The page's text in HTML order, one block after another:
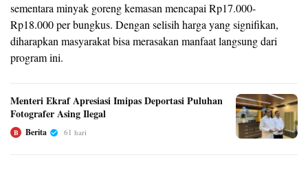
sementara minyak goreng kemasan mencapai Rp17.000-
Rp18.000 per bungkus. Dengan selisih harga yang signifikan,
diharapkan masyarakat bisa merasakan manfaat langsung dari
program ini.
Menteri Ekraf Apresiasi Imipas Deportasi Puluhan
Fotografer Asing Ilegal
B Berita 61 hari